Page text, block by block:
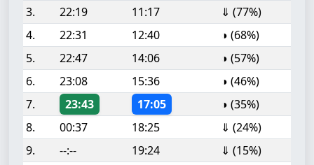
3.
22:19 11:17
⇓ (77%)
4.
22:31 12:40
◑ (68%)
5.
22:47 14:06
◑ (57%)
6.
23:08 15:36
◑ (46%)
7.
23:43 17:05
◑ (35%)
8.
00:37 18:25
⇓ (24%)
9.
--:-- 19:24
⇓ (15%)